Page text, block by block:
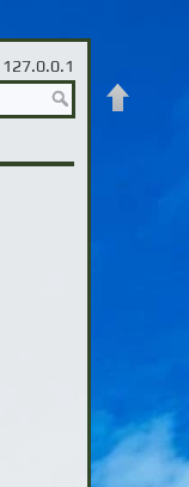
127.0.0.1
Наверх